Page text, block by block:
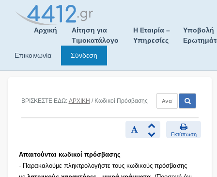
Αρχική
Αίτηση για
Τιμοκατάλογο
Η Εταιρία –
Υπηρεσίες
Υποβολή
Επικοινωνία
Σύνδεση
ΒΡΙΣΚΕΣΤΕ ΕΔΩ: ΑΡΧΙΚΗ / Κωδικοί Πρόσβασης
Εκτύπωση
Απαιτούνται κωδικοί πρόσβασης
- Παρακαλούμε πληκτρολογήστε τους κωδικούς πρόσβασης